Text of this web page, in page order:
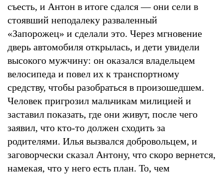
съесть, и Антон в итоге сдался — они сели в
стоявший неподалеку разваленный
«Запорожец» и сделали это. Через мгновение
дверь автомобиля открылась, и дети увидели
высокого мужчину: он оказался владельцем
велосипеда и повел их к транспортному
средству, чтобы разобраться в произошедшем.
Человек пригрозил мальчикам милицией и
заставил показать, где они живут, после чего
заявил, что кто-то должен сходить за
родителями. Илья вызвался добровольцем, и
заговорчески сказал Антону, что скоро вернется,
намекая, что у него есть план. То, чем